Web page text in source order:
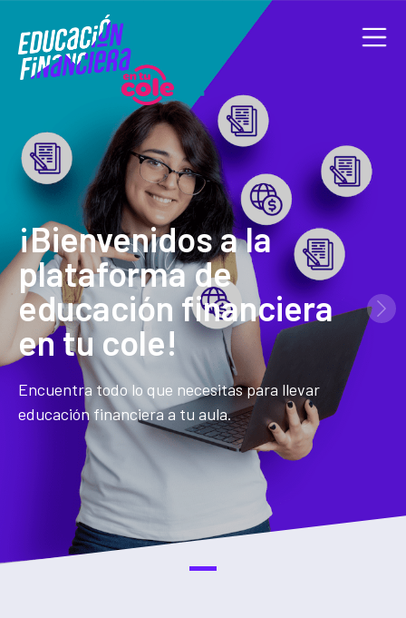
¡Bienvenidos a la
plataforma de
educación financiera
en tu cole!
Encuentra todo lo que necesitas para llevar
educación financiera a tu aula.